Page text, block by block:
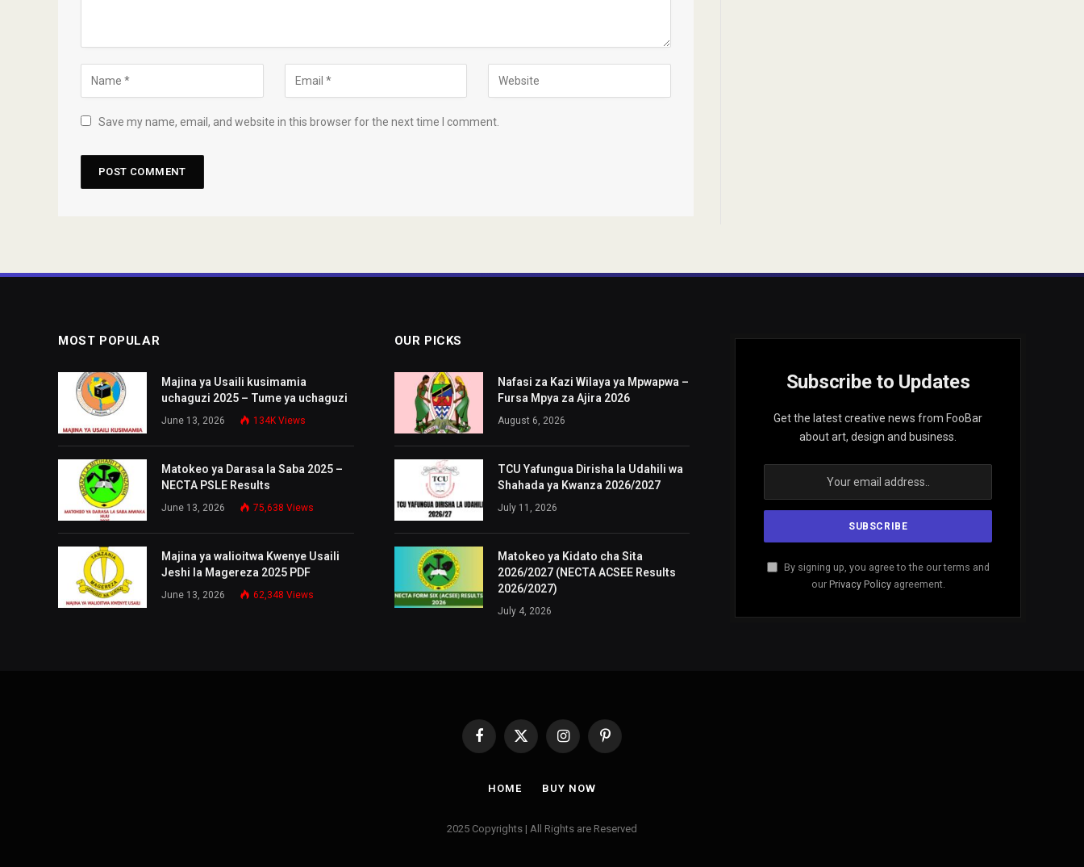
Save my name, email, and website in this browser for the next time I comment.
MOST POPULAR
Majina ya Usaili kusimamia
uchaguzi 2025 – Tume ya uchaguzi
June 13, 2026 134K Views
Matokeo ya Darasa la Saba 2025 –
NECTA PSLE Results
June 13, 2026 75,638 Views
Majina ya walioitwa Kwenye Usaili
Jeshi la Magereza 2025 PDF
June 13, 2026 62,348 Views
OUR PICKS
Nafasi za Kazi Wilaya ya Mpwapwa –
Fursa Mpya za Ajira 2026
August 6, 2026
TCU Yafungua Dirisha la Udahili wa
Shahada ya Kwanza 2026/2027
July 11, 2026
Matokeo ya Kidato cha Sita
2026/2027 (NECTA ACSEE Results
2026/2027)
July 4, 2026
Subscribe to Updates
Get the latest creative news from FooBar
about art, design and business.
By signing up, you agree to the our terms and
our Privacy Policyagreement.
Facebook
X
InstagramPinterest
HOME BUY NOW
2025 Copyrights | All Rights are Reserved